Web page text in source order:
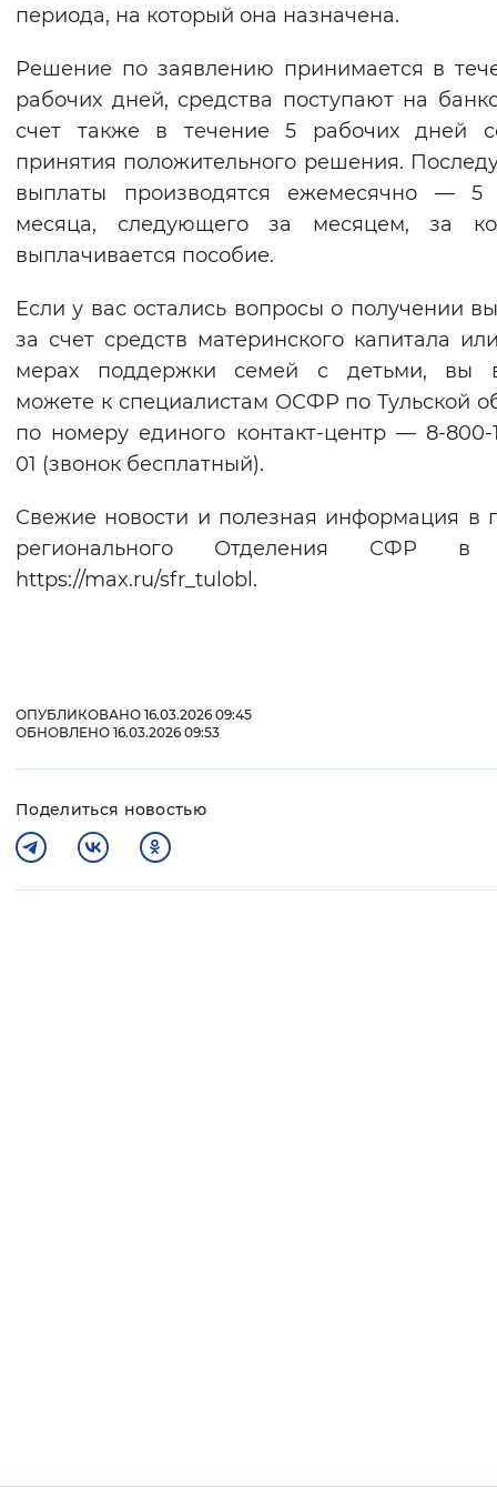
периода, на который она назначена.
Решение по заявлению принимается в
рабочих дней, средства поступают на
счет также в течение 5 рабочих дней
принятия положительного решения.
выплаты производятся ежемесячно — 5
месяца, следующего за месяцем, за
выплачивается пособие.
Если у вас остались вопросы о получении
за счет средств материнского капитала
мерах поддержки семей с детьми, вы
можете к специалистам ОСФР по Тульской
по номеру единого контакт-центр — 8-800-
01 (звонок бесплатный).
Свежие новости и полезная информация в
регионального Отделения СФР
https://max.ru/sfr_tulobl.
ОПУБЛИКОВАНО 16.03.2026 09:45
ОБНОВЛЕНО 16.03.2026 09:53
Поделиться новостью